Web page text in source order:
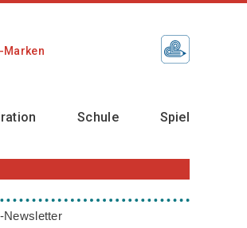
Marken
Schule Spiel
Newsletter